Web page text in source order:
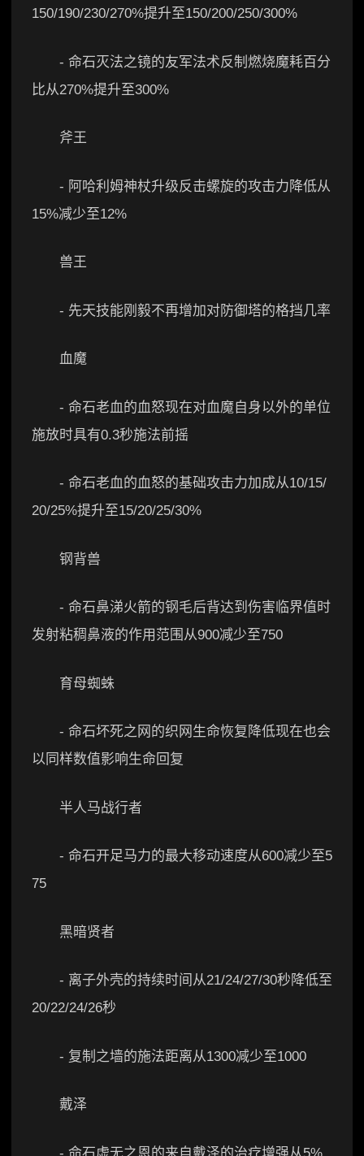
150/190/230/270%提升至150/200/250/300%
- 命石灭法之镜的友军法术反制燃烧魔耗百分
比从270%提升至300%
斧王
- 阿哈利姆神杖升级反击螺旋的攻击力降低从
15%减少至12%
兽王
- 先天技能刚毅不再增加对防御塔的格挡几率
血魔
- 命石老血的血怒现在对血魔自身以外的单位
施放时具有0.3秒施法前摇
- 命石老血的血怒的基础攻击力加成从10/15/
20/25%提升至15/20/25/30%
钢背兽
- 命石鼻涕火箭的钢毛后背达到伤害临界值时
发射粘稠鼻液的作用范围从900减少至750
育母蜘蛛
- 命石坏死之网的织网生命恢复降低现在也会
以同样数值影响生命回复
半人马战行者
- 命石开足马力的最大移动速度从600减少至5
75
黑暗贤者
- 离子外壳的持续时间从21/24/27/30秒降低至
20/22/24/26秒
- 复制之墙的施法距离从1300减少至1000
戴泽